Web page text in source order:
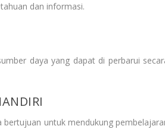
dan informasi.
daya yang dapat di perbarui
untuk mendukung